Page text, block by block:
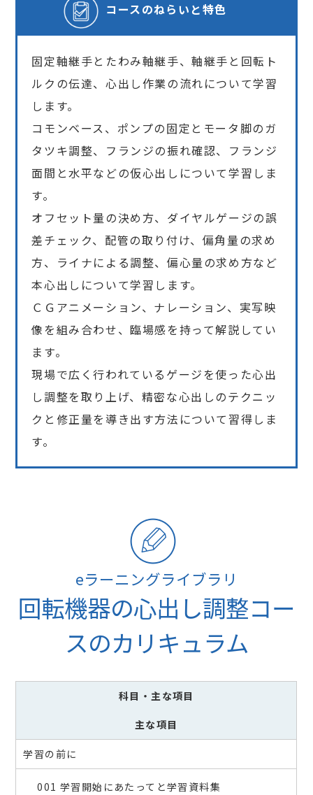
コースのねらいと特色
固定軸継手とたわみ軸継手、軸継手と回転ト
ルクの伝達、心出し作業の流れについて学習
します。
コモンベース、ポンプの固定とモータ脚のガ
タツキ調整、フランジの振れ確認、フランジ
面間と水平などの仮心出しについて学習しま
す。
オフセット量の決め方、ダイヤルゲージの誤
差チェック、配管の取り付け、偏角量の求め
方、ライナによる調整、偏心量の求め方など
本心出しについて学習します。
ＣＧアニメーション、ナレーション、実写映
像を組み合わせ、臨場感を持って解説してい
ます。
現場で広く行われているゲージを使った心出
し調整を取り上げ、精密な心出しのテクニッ
クと修正量を導き出す方法について習得しま
す。
eラーニングライブラリ
回転機器の心出し調整コー
スのカリキュラム
科目 ・主な項目
主な項目
学習の前に
001 学習開始にあたってと学習資料集